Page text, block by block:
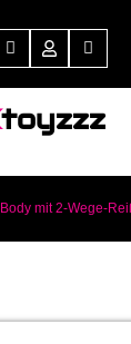
toyzzz
mit 2-Wege-